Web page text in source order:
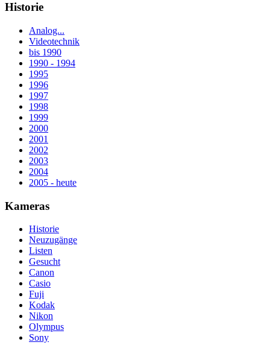
Historie
Analog...
Videotechnik
bis 1990
1990 - 1994
1995
1996
1997
1998
1999
2000
2001
2002
2003
2004
2005 - heute
Kameras
Historie
Neuzugänge
Listen
Gesucht
Canon
Casio
Fuji
Kodak
Nikon
Olympus
Sony